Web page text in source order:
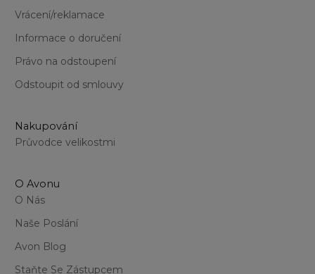
Vrácení/reklamace
Informace o doručení
Právo na odstoupení
Odstoupit od smlouvy
Nakupování
Průvodce velikostmi
O Avonu
O Nás
Naše Poslání
Avon Blog
Staňte Se Zástupcem